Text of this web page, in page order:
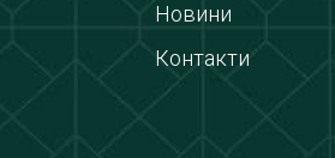
Новини
Контакти